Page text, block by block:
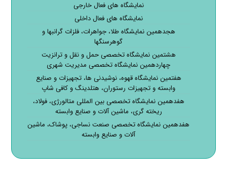
نمایشگاه های فعال خارجی
نمایشگاه های فعال داخلی
هجدهمین نمایشگاه طلا، جواهرات، فلزات گرانبها و
گوهرسنگها
هشتمین نمایشگاه تخصصی حمل و نقل و ترانزیت
چهاردهمین نمایشگاه تخصصی مدیریت شهری
هفتمین نمایشگاه قهوه، نوشیدنی ها، تجهیزات و صنایع
وابسته و تجهیزات رستوران، هتلدینگ و کافی شاپ
هفدهمین نمایشگاه تخصصی بین المللی متالورژی، فولاد،
ریخته گری، ماشین آلات و صنایع وابسته
هفدهمین نمایشگاه تخصصی صنعت نساجی، پوشاک، ماشین
آلات و صنایع وابسته